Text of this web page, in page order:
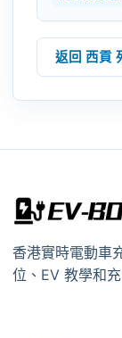
返回 西貢
香港實時電動車
位、EV 教學和